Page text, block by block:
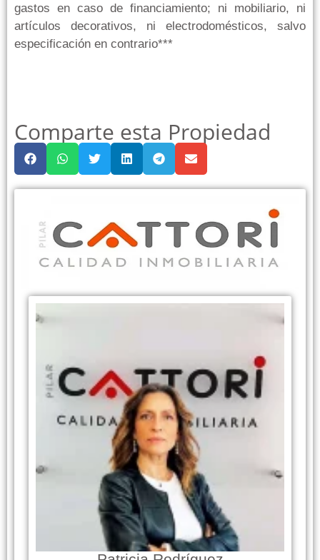
gastos en caso de financiamiento; ni mobiliario, ni
artículos decorativos, ni electrodomésticos, salvo
especificación en contrario***
Comparte esta Propiedad